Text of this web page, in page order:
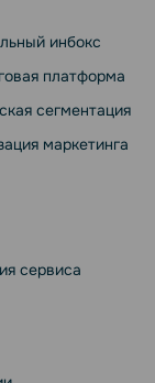
инбокс
платформа
сегментация
маркетинга
сервиса